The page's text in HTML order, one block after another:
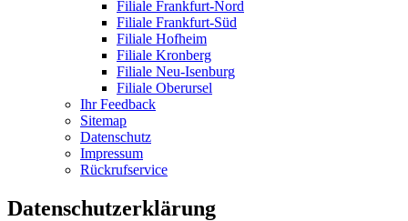
Filiale Frankfurt-Nord
Filiale Frankfurt-Süd
Filiale Hofheim
Filiale Kronberg
Filiale Neu-Isenburg
Filiale Oberursel
Ihr Feedback
Sitemap
Datenschutz
Impressum
Rückrufservice
Datenschutzerklärung